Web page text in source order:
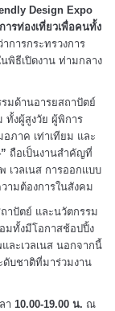
Design Expo
รท่องเที่ยวเพื่อคนทั้ง
าการกระทรวงการ
ธีเปิดงาน ท่ามกลาง
มด้านอารยสถาปัตย์
ทั้งผู้สูงวัย ผู้พิการ
ภาค เท่าเทียม และ
ถือเป็นงานสำคัญที่
เวลเนส การออกแบบ
ามต้องการในสังคม
าปัตย์ และนวัตกรรม
ทั้งมีโอกาสช้อปปิ้ง
ละเวลเนส นอกจากนี้
ดับชาติที่มาร่วมงาน
า 10.00-19.00 น. ณ